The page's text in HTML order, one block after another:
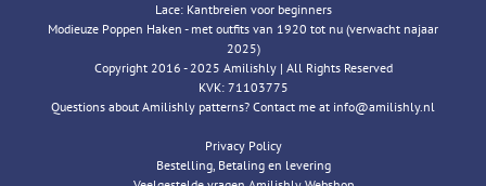
Lace: Kantbreien voor beginners
Modieuze Poppen Haken - met outfits van 1920 tot nu (verwacht najaar
2025)
Copyright 2016 - 2025 Amilishly | All Rights Reserved
KVK: 71103775
Questions about Amilishly patterns? Contact me at info@amilishly.nl
Privacy Policy
Bestelling, Betaling en levering